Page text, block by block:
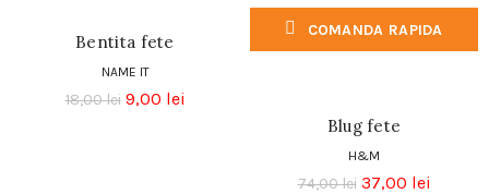
Bentita fete
NAME IT
18,00lei 9,00 lei
COMANDA RAPIDA
Blug fete
H&M
74,00lei 37,00 lei